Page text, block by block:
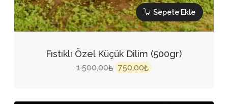
Sepete Ekle
Fıstıklı Özel Küçük Dilim (500gr)
1.500,00₺ Orijinal
750,00₺ Şu